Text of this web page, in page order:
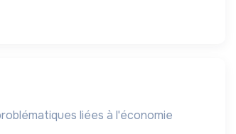
liées à l'économie